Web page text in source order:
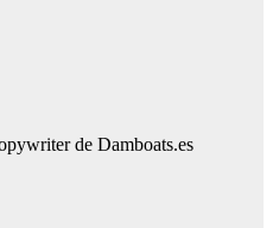
de Damboats.es